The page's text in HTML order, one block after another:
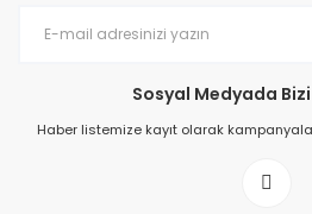
Sosyal Medyada
Haber listemize kayıt olarak